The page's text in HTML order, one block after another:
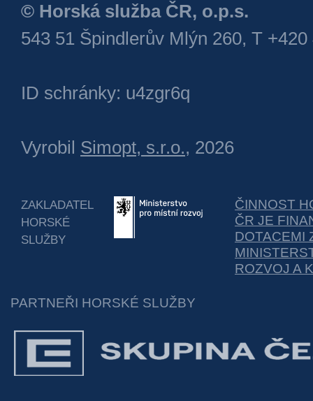
© Horská služba ČR, o.p.s.
543 51 Špindlerův Mlýn 260, T +420
ID schránky: u4zgr6q
Vyrobil Simopt, s.r.o., 2026
ZAKLADATEL
HORSKÉ
SLUŽBY
ČINNOST
ČR JE
DOTACEMI
ROZVOJ A
PARTNEŘI HORSKÉ SLUŽBY